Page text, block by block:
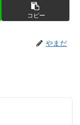
コピー
やまだ